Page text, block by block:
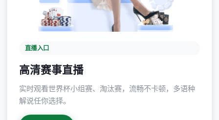
直播入口
高清赛事直播
实时观看世界杯小组赛、淘汰赛，流畅不卡顿，多语种
解说任你选择。